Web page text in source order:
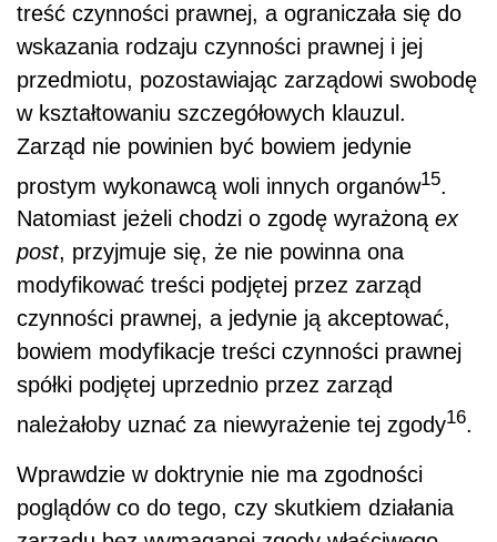
treść czynności prawnej, a ograniczała się do
wskazania rodzaju czynności prawnej i jej
przedmiotu, pozostawiając zarządowi swobodę
w kształtowaniu szczegółowych klauzul.
Zarząd nie powinien być bowiem jedynie
prostym wykonawcą woli innych organów15.
Natomiast jeżeli chodzi o zgodę wyrażoną ex
post, przyjmuje się, że nie powinna ona
modyfikować treści podjętej przez zarząd
czynności prawnej, a jedynie ją akceptować,
bowiem modyfikacje treści czynności prawnej
spółki podjętej uprzednio przez zarząd
należałoby uznać za niewyrażenie tej zgody16.
Wprawdzie w doktrynie nie ma zgodności
poglądów co do tego, czy skutkiem działania